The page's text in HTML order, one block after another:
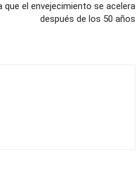
que el envejecimiento se acelera
después de los 50 años